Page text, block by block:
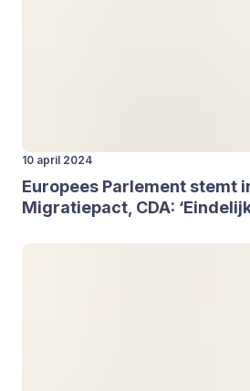
10 april 2024
Euro­pees Par­le­ment stemt
Migra­tie­p­act, CDA: ‘